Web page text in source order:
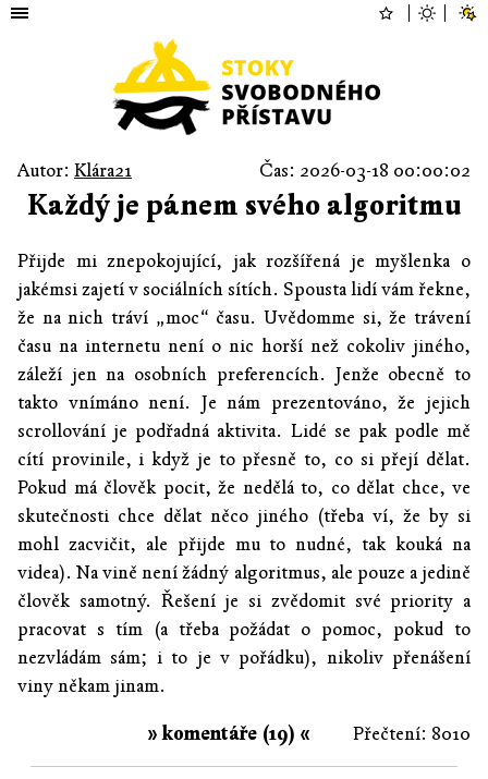
Autor: Klára21 Čas: 2026-03-18 00:00:02
Každý je pánem svého algoritmu
Přijde mi znepokojující, jak rozšířená je myšlenka o
jakémsi zajetí v sociálních sítích. Spousta lidí vám řekne,
že na nich tráví „moc“ času. Uvědomme si, že trávení
času na internetu není o nic horší než cokoliv jiného,
záleží jen na osobních preferencích. Jenže obecně to
takto vnímáno není. Je nám prezentováno, že jejich
scrollování je podřadná aktivita. Lidé se pak podle mě
cítí provinile, i když je to přesně to, co si přejí dělat.
Pokud má člověk pocit, že nedělá to, co dělat chce, ve
skutečnosti chce dělat něco jiného (třeba ví, že by si
mohl zacvičit, ale přijde mu to nudné, tak kouká na
videa). Na vině není žádný algoritmus, ale pouze a jedině
člověk samotný. Řešení je si zvědomit své priority a
pracovat s tím (a třeba požádat o pomoc, pokud to
nezvládám sám; i to je v pořádku), nikoliv přenášení
viny někam jinam.
Přečtení: 8010
» komentáře (19) «